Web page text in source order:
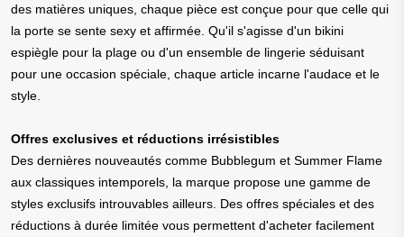
des matières uniques, chaque pièce est conçue pour que celle qui
la porte se sente sexy et affirmée. Qu'il s'agisse d'un bikini
espiègle pour la plage ou d'un ensemble de lingerie séduisant
pour une occasion spéciale, chaque article incarne l'audace et le
style.
Offres exclusives et réductions irrésistibles
Des dernières nouveautés comme Bubblegum et Summer Flame
aux classiques intemporels, la marque propose une gamme de
styles exclusifs introuvables ailleurs. Des offres spéciales et des
réductions à durée limitée vous permettent d'acheter facilement